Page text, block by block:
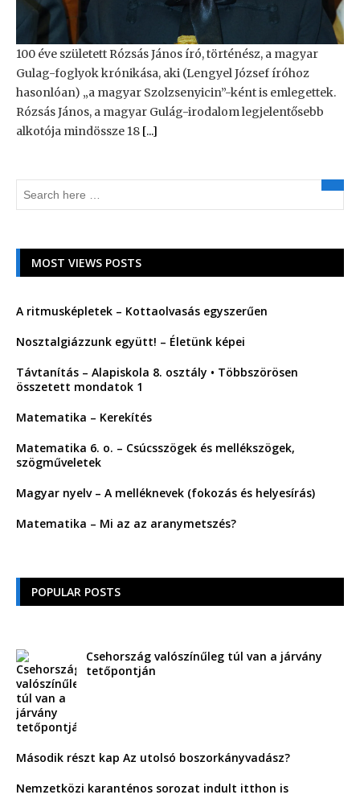
100 éve született Rózsás János író, történész, a magyar
Gulag-foglyok krónikása, aki (Lengyel József íróhoz
hasonlóan) „a magyar Szolzsenyicin”-ként is emlegettek.
Rózsás János, a magyar Gulág-irodalom legjelentősebb
alkotója mindössze 18 [...]
MOST VIEWS POSTS
A ritmusképletek – Kottaolvasás egyszerűen
Nosztalgiázzunk együtt! – Életünk képei
Távtanítás – Alapiskola 8. osztály • Többszörösen
összetett mondatok 1
Matematika – Kerekítés
Matematika 6. o. – Csúcsszögek és mellékszögek,
szögműveletek
Magyar nyelv – A melléknevek (fokozás és helyesírás)
Matematika – Mi az az aranymetszés?
POPULAR POSTS
Csehország valószínűleg túl van a járvány
tetőpontján
Második részt kap Az utolsó boszorkányvadász?
Nemzetközi karanténos sorozat indult itthon is